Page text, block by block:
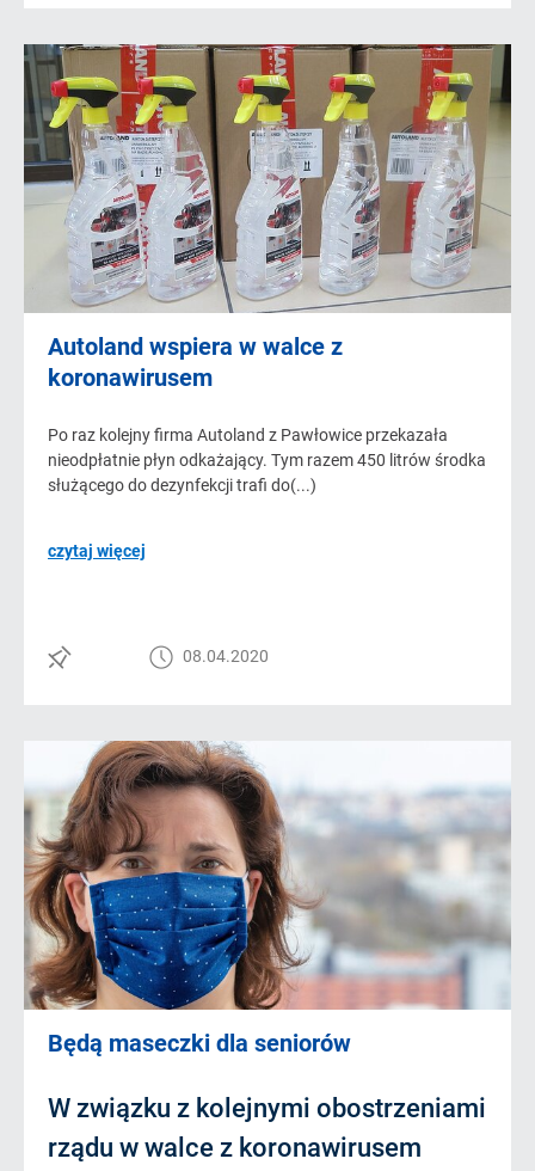
Autoland wspiera w walce z
koronawirusem
Po raz kolejny firma Autoland z Pawłowice przekazała
nieodpłatnie płyn odkażający. Tym razem 450 litrów środka
służącego do dezynfekcji trafi do(...)
czytaj więcej
08.04.2020
Będą maseczki dla seniorów
W związku z kolejnymi obostrzeniami
rządu w walce z koronawirusem